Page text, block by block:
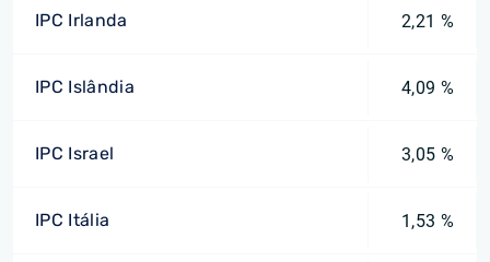
IPC Irlanda 2,21 %
IPC Islândia 4,09 %
IPC Israel 3,05 %
IPC Itália 1,53 %